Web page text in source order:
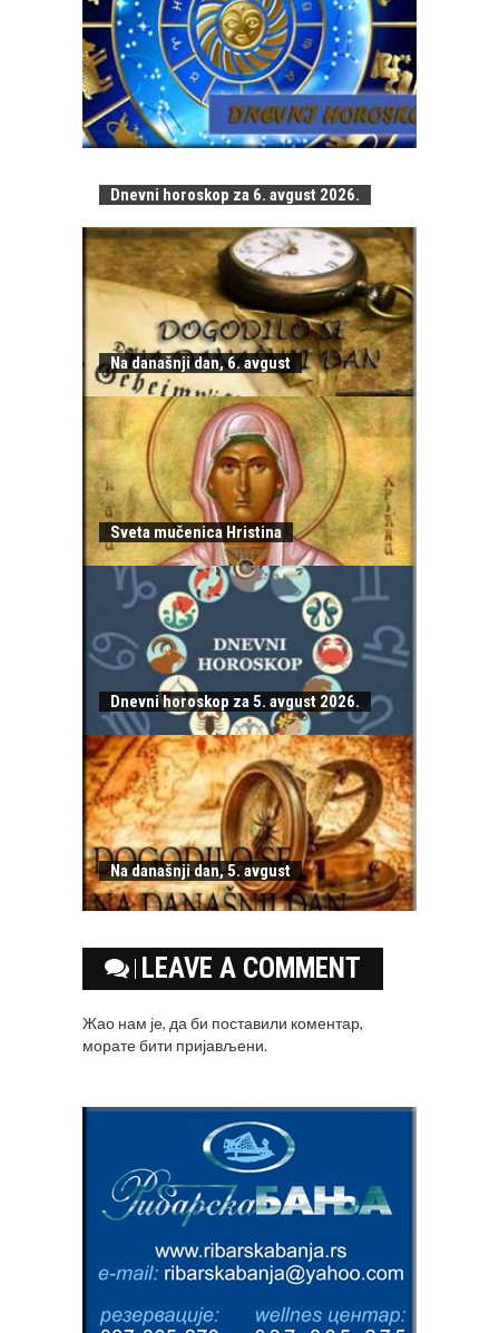
Dnevni horoskop za 6. avgust 2026.
Na današnji dan, 6. avgust
Sveta mučenica Hristina
Dnevni horoskop za 5. avgust 2026.
Na današnji dan, 5. avgust
LEAVE A COMMENT
Жао нам је, да би поставили коментар,
моратебити пријављени.